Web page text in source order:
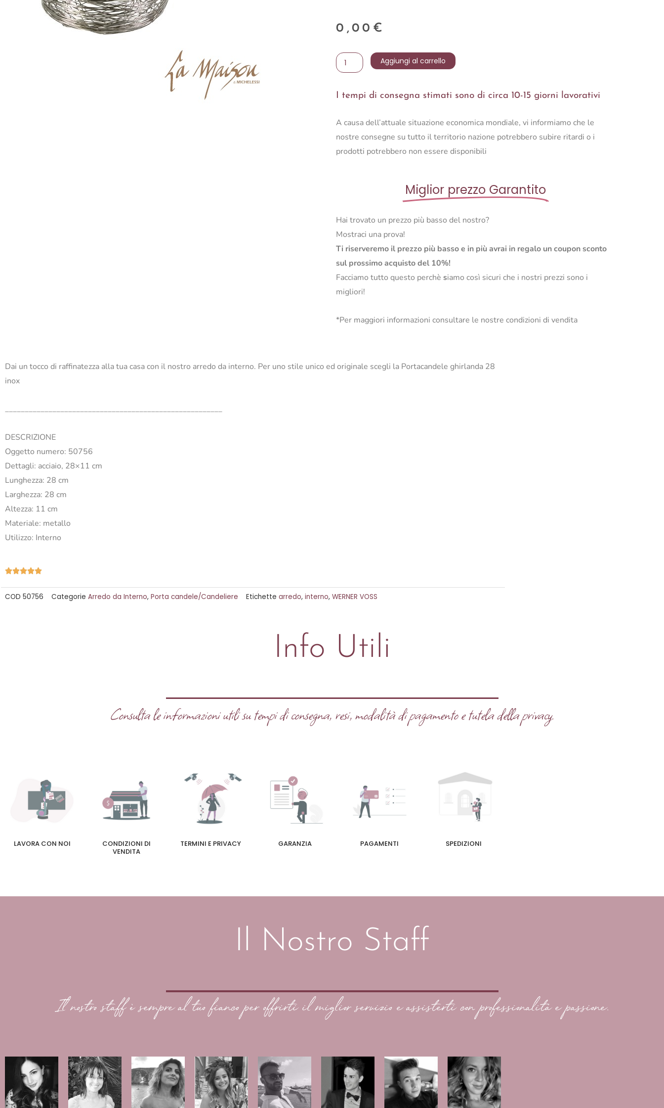
0,00 €
Portacandele
ghirlanda
inox
Aggiungi al carrello
I tempi di consegna stimati sono di circa 10-15 giorni lavorativi
A causa dell’attuale situazione economica mondiale, vi informiamo che le
nostre consegne su tutto il territorio nazione potrebbero subire ritardi o i
prodotti potrebbero non essere disponibili
Miglior prezzo Garantito
Hai trovato un prezzo più basso del nostro?
Mostraci una prova!
Ti riserveremo il prezzo più basso e in più avrai in regalo un coupon sconto
sul prossimo acquisto del 10%!
Facciamo tutto questo perchè siamo così sicuri che i nostri prezzi sono i
migliori!
*Per maggiori informazioni consultare le nostre condizioni di vendita
Dai un tocco di raffinatezza alla tua casa con il nostro arredo da interno. Per uno stile unico ed originale scegli la Portacandele ghirlanda 28
inox
_______________________________________________________
DESCRIZIONE
Oggetto numero: 50756
Dettagli: acciaio, 28×11 cm
Lunghezza: 28 cm
Larghezza: 28 cm
Altezza: 11 cm
Materiale: metallo
Utilizzo: Interno
Valutazione
su
COD 50756 Categorie Arredo da Interno, Porta candele/Candeliere Etichette arredo, interno, WERNER VOSS
Info Utili
Consulta le informazioni utili su tempi di consegna, resi, modalità di pagamento e tutela della privacy.
LAVORA CON NOI
CONDIZIONI DI
VENDITA
TERMINI E PRIVACY GARANZIA PAGAMENTI SPEDIZIONI
Il Nostro Staff
Il nostro staff è sempre al tuo fianco per offrirti il miglior servizio e assisterti con professionalità e passione.